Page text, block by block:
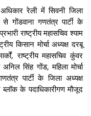
अधिकार रेली में सिवनी जिला
गणतंत्र पार्टी के
राष्ट्रीय महासचिव श्याम
किसान मोर्चा अध्यक्ष दरबू
राष्ट्रीय महासचिव कुंवर
सिंह गोंड, महिला मोर्चा
पार्टी के जिला अध्यक्ष
ब्लॉक के पदाधिकारीगण मौजूद